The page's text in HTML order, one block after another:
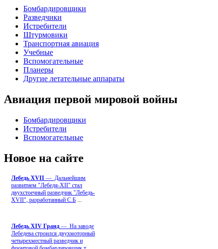
Бомбардировщики
Разведчики
Истребители
Штурмовики
Транспортная авиация
Учебные
Вспомогательные
Планеры
Другие летательные аппараты
Авиация первой мировой войны
Бомбардировщики
Истребители
Вспомогательные
Новое на сайте
Лебедь ХVII — Дальнейшим
развитием "Лебедя-ХII" стал
двухстоечный разведчик "Лебедь-
XVII", разработанный С.Б
Лебедь ХIV Гранд — На заводе
Лебедева строился двухмоторный
четырехместный разведчик и